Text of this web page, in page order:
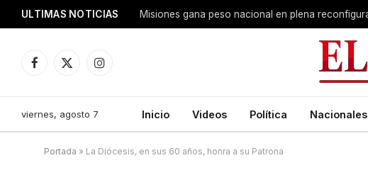
ULTIMAS NOTICIAS
Facebook
X
Instagram
viernes, agosto 7 Inicio Videos Política Nacionales
Portada » La Diócesis, en sus 60 años, honra a su Patrona